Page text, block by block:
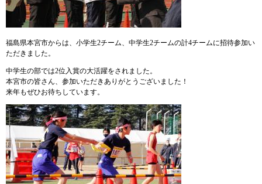
福島県本宮市からは、小学生2チーム、中学生2チームの計4チームに招待参加い
ただきました。
中学生の部では2位入賞の大活躍をされました。
本宮市の皆さん、参加いただきありがとうございました！
来年もぜひお待ちしています。